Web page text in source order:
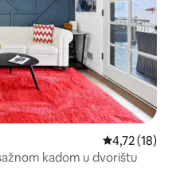
Prosječna
4,72 (18)
kadom u dvorištu